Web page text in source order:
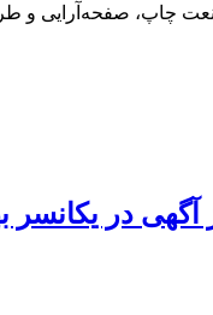
چاپ، صفحه‌آرایی
آگهی در